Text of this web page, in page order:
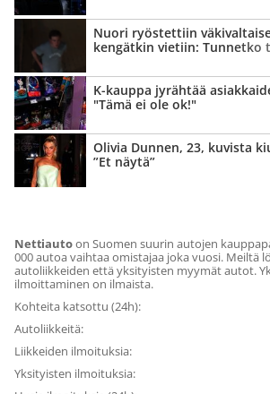
Nuori ryöstettiin
kengätkin vietiin: Tunnetko
K-kauppa jyrähtää
"Tämä ei ole ok!"
Olivia Dunnen, 23, kuvista
”Et näytä”
Nettiautoon Suomen suurin autojen
000 autoa vaihtaa omistajaa joka vuosi. Meiltä
autoliikkeiden että yksityisten myymät autot.
ilmoittaminen on ilmaista.
Kohteita katsottu (24h):
Autoliikkeitä:
Liikkeiden ilmoituksia:
Yksityisten ilmoituksia: